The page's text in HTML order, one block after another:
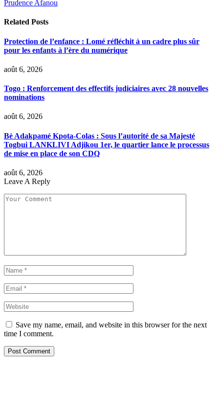
Prudence Afanou
Related Posts
Protection de l’enfance : Lomé réfléchit à un cadre plus sûr
pour les enfants à l’ère du numérique
août 6, 2026
Togo : Renforcement des effectifs judiciaires avec 28 nouvelles
nominations
août 6, 2026
Bè Adakpamé Kpota-Colas : Sous l’autorité de sa Majesté
Togbui LANKLIVI Adjikou 1er, le quartier lance le processus
de mise en place de son CDQ
août 6, 2026
Leave A Reply
Save my name, email, and website in this browser for the next
time I comment.